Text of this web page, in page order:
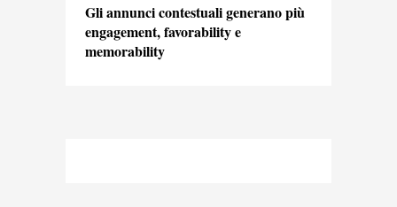
Gli annunci contestuali generano più
engagement, favorability e
memorability